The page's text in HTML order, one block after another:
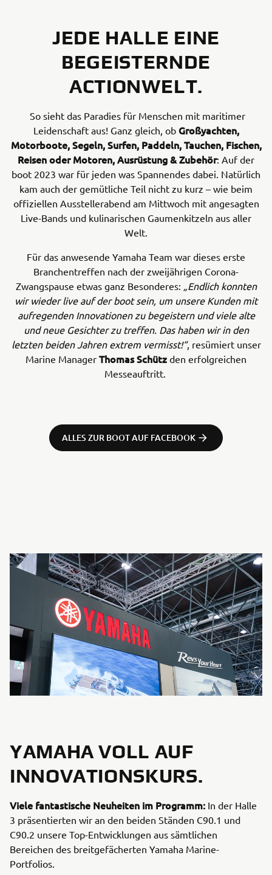
JEDE HALLE EINE
BEGEISTERNDE
ACTIONWELT.
So sieht das Paradies für Menschen mit maritimer
Leidenschaft aus! Ganz gleich, ob Großyachten,
Motorboote, Segeln, Surfen, Paddeln, Tauchen, Fischen,
Reisen oder Motoren, Ausrüstung & Zubehör: Auf der
boot 2023 war für jeden was Spannendes dabei. Natürlich
kam auch der gemütliche Teil nicht zu kurz – wie beim
offiziellen Ausstellerabend am Mittwoch mit angesagten
Live-Bands und kulinarischen Gaumenkitzeln aus aller
Welt.
Für das anwesende Yamaha Team war dieses erste
Branchentreffen nach der zweijährigen Corona-
Zwangspause etwas ganz Besonderes: „Endlich konnten
wir wieder live auf der boot sein, um unsere Kunden mit
aufregenden Innovationen zu begeistern und viele alte
und neue Gesichter zu treffen. Das haben wir in den
letzten beiden Jahren extrem vermisst!“, resümiert unser
Marine Manager Thomas Schütz den erfolgreichen
Messeauftritt.
ALLES ZUR BOOT AUF FACEBOOK
YAMAHA VOLL AUF
INNOVATIONSKURS.
Viele fantastische Neuheiten im Programm: In der Halle
3 präsentierten wir an den beiden Ständen C90.1 und
C90.2 unsere Top-Entwicklungen aus sämtlichen
Bereichen des breitgefächerten Yamaha Marine-
Portfolios.